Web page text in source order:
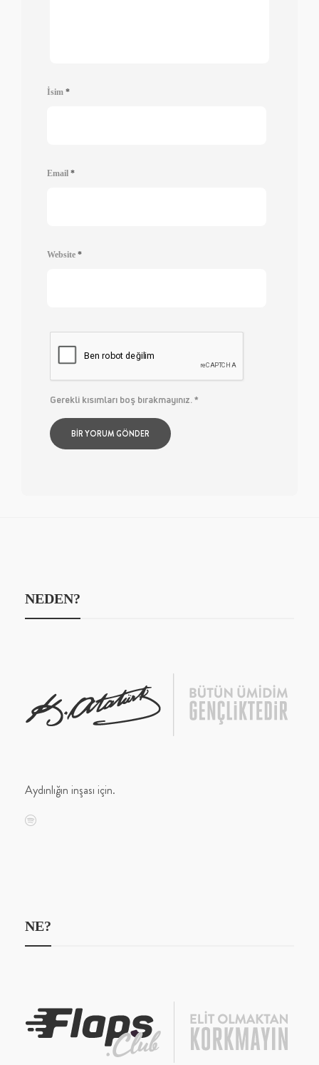
İsim *
Email *
Website *
Gerekli kısımları boş bırakmayınız.*
NEDEN?
Aydınlığın inşası için.
NE?